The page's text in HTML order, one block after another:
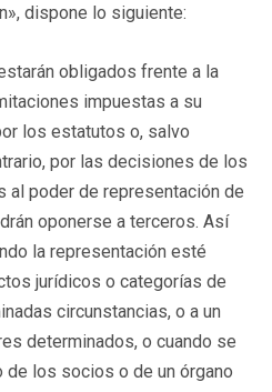
dispone lo siguiente:
obligados frente a la
impuestas a su
los estatutos o, salvo
por las decisiones de los
al poder de representación de
oponerse a terceros. Así
la representación esté
jurídicos o categorías de
circunstancias, o a un
determinados, o cuando se
los socios o de un órgano